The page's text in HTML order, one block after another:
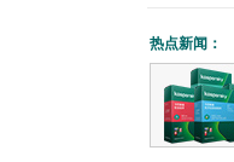
热点新闻：